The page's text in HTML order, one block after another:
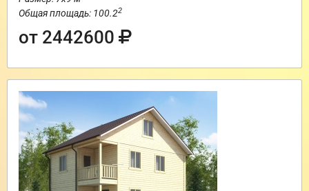
Общая площадь: 100.22
от 2442600